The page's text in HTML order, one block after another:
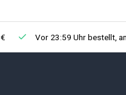
Vor 23:59 Uhr bestellt,